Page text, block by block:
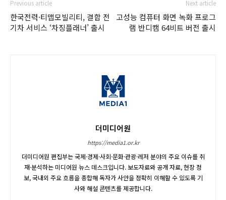
Previous article
한국전력·티맵모빌리티, 결합 전
기차 서비스 ‘차징플래너’ 출시
Next article
고성능 컴퓨터 화면 녹화 프로그
램 반디캠 64비트 버전 출시
더미디어원
https://media1.or.kr
더미디어원 편집부는 국제·경제·사회·문화·관광·레저 분야의 주요 이슈를 취
재·분석하는 미디어원 뉴스 데스크입니다. 보도자료와 공개 자료, 현장 정
보, 국내외 주요 흐름을 종합해 독자가 사안을 정확히 이해할 수 있도록 기
사와 해설 콘텐츠를 제공합니다.